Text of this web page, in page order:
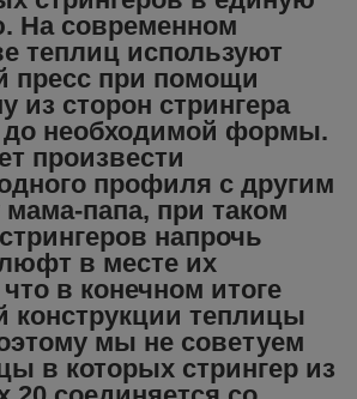
На современном
теплиц используют
пресс при помощи
из сторон стрингера
необходимой формы.
произвести
профиля с другим
папа, при таком
напрочь
люфт в месте их
в конечном итоге
конструкции теплицы
мы не советуем
в которых стрингер из